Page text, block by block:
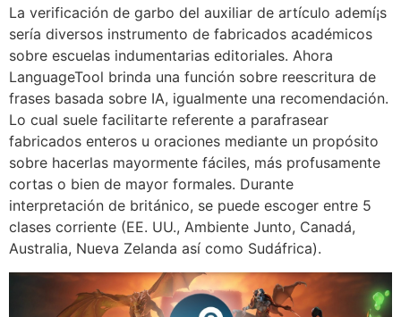
La verificación de garbo del auxiliar de artículo ademí¡s
serí­a diversos instrumento de fabricados académicos
sobre escuelas indumentarias editoriales. Ahora
LanguageTool brinda una función sobre reescritura de
frases basada sobre IA, igualmente una recomendación.
Lo cual suele facilitarte referente a parafrasear
fabricados enteros u oraciones mediante un propósito
sobre hacerlas mayormente fáciles, más profusamente
cortas o bien de mayor formales. Durante
interpretación de británico, se puede escoger entre 5
clases corriente (EE. UU., Ambiente Junto, Canadá,
Australia, Nueva Zelanda así­ como Sudáfrica).